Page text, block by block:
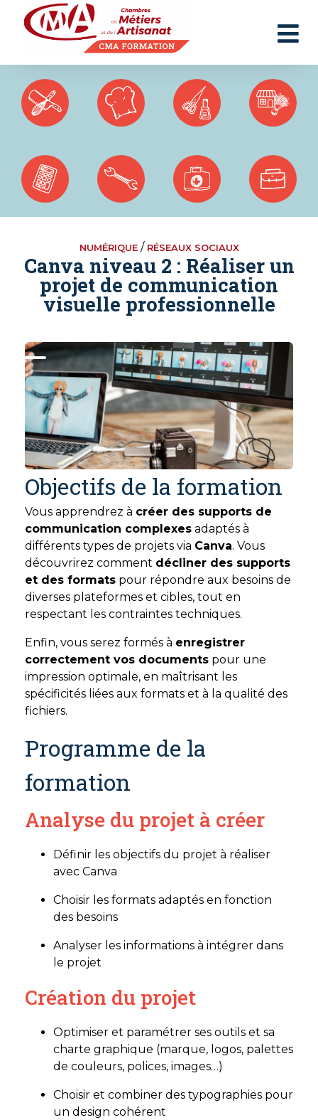
NUMÉRIQUE/ RÉSEAUX SOCIAUX
Canva niveau 2 : Réaliser un
projet de communication
visuelle professionnelle
Objectifs de la formation
Vous apprendrez à créer des supports de
communication complexes adaptés à
différents types de projets via Canva. Vous
découvrirez comment décliner des supports
et des formats pour répondre aux besoins de
diverses plateformes et cibles, tout en
respectant les contraintes techniques.
Enfin, vous serez formés à enregistrer
correctement vos documents pour une
impression optimale, en maîtrisant les
spécificités liées aux formats et à la qualité des
fichiers.
Programme de la
formation
Analyse du projet à créer
Définir les objectifs du projet à réaliser
avec Canva
Choisir les formats adaptés en fonction
des besoins
Analyser les informations à intégrer dans
le projet
Création du projet
Optimiser et paramétrer ses outils et sa
charte graphique (marque, logos, palettes
de couleurs, polices, images…)
Choisir et combiner des typographies pour
un design cohérent
Panneau de gestion des cookies